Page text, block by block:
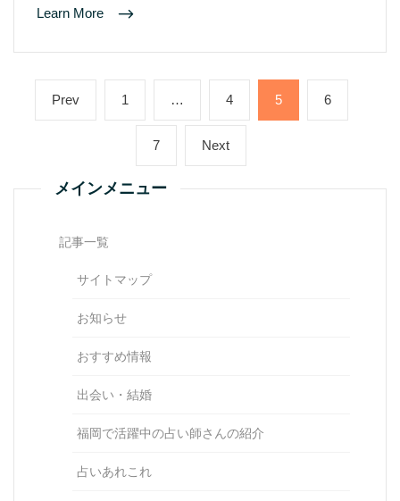
Learn More
PrevPrevious
page
Page
1 … Page
4 Page
5 Page
6
Page
7 NextNext
page
メインメニュー
記事一覧
サイトマップ
お知らせ
おすすめ情報
出会い・結婚
福岡で活躍中の占い師さんの紹介
占いあれこれ